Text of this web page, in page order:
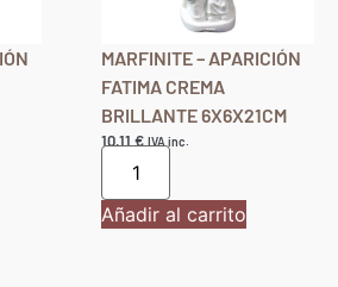
MARFINITE – APARICIÓN
FATIMA CREMA
BRILLANTE 6X6X21CM
10,11€